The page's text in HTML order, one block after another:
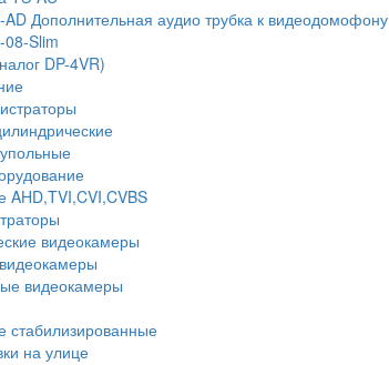
AD Дополнительная аудио трубка к видеодомофону
08-Slim
DP-4VR)
AHD,TVI,CVI,CVBS
видеокамеры
видеокамеры
стабилизированные
на улице